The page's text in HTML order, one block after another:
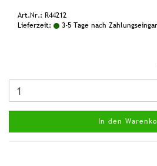
Art.Nr.: R44212
Lieferzeit:
3-5 Tage nach
In den